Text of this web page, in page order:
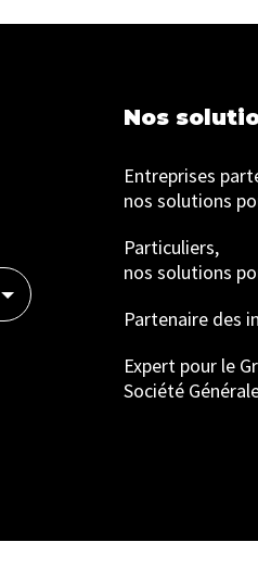
Nos
Entreprises
nos solutions
Particuliers,
nos solutions
Partenaire des
Expert pour le
Société